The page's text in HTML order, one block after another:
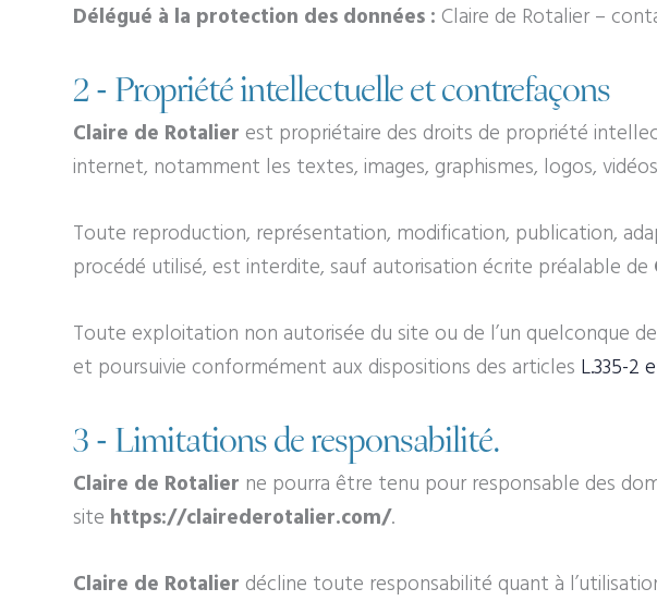
Délégué à la protection des données : Claire de Rotalier–
2 - Propriété intellectuelle et contrefaçons
Claire de Rotalier est propriétaire des droits de propriété
internet, notamment les textes, images, graphismes, logos,
Toute reproduction, représentation, modification, publication,
procédé utilisé, est interdite, sauf autorisation écrite préalable de
Toute exploitation non autorisée du site ou de l’un quelconque
et poursuivie conformément aux dispositions des articles L.335-2
3 - Limitations de responsabilité.
Claire de Rotalier ne pourra être tenu pour responsable des
site https://clairederotalier.com/.
Claire de Rotalier décline toute responsabilité quant à